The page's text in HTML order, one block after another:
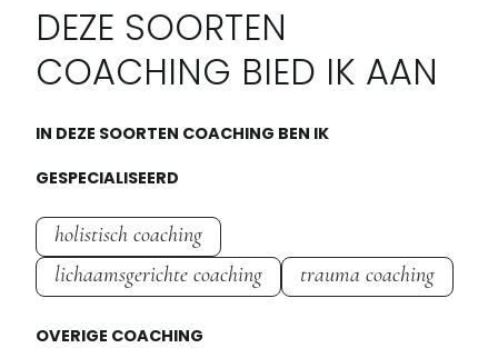
DEZE SOORTEN
COACHING BIED IK AAN
IN DEZE SOORTEN COACHING BEN IK
GESPECIALISEERD
holistisch coaching
lichaamsgerichte coaching
trauma coaching
OVERIGE COACHING